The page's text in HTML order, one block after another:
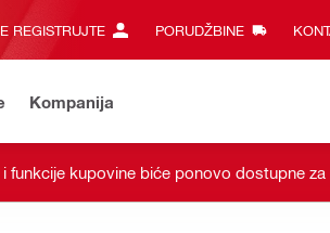
REGISTRUJTE PORUDŽBINE
Kompanija
i funkcije kupovine biće ponovo dostupne